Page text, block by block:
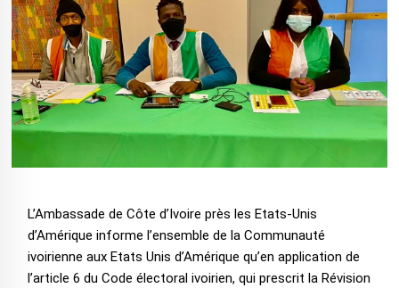
L’Ambassade de Côte d’Ivoire près les Etats-Unis
d’Amérique informe l’ensemble de la Communauté
ivoirienne aux Etats Unis d’Amérique qu’en application de
l’article 6 du Code électoral ivoirien, qui prescrit la Révision